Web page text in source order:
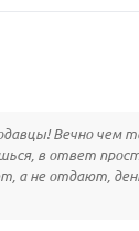
Вечно чем
в ответ
а не отдают,